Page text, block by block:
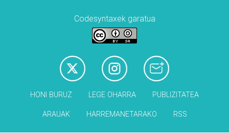
Codesyntaxek garatua
HONI BURUZ LEGE OHARRA PUBLIZITATEA
ARAUAK HARREMANETARAKO RSS